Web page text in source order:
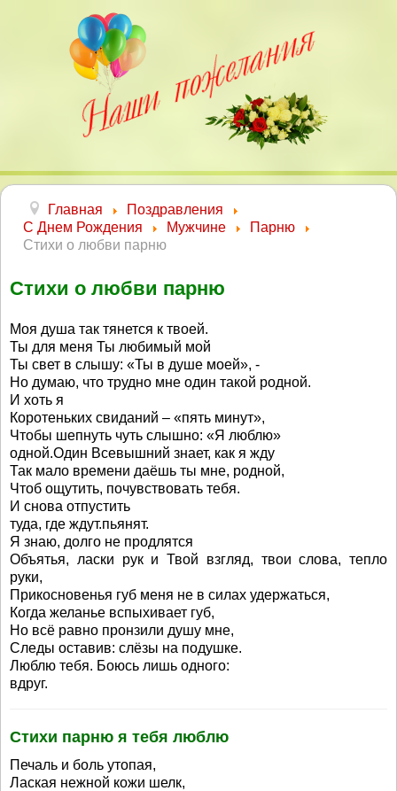
Главная
Поздравления
С Днем Рождения
Мужчине
Парню
Стихи о любви парню
Стихи о любви парню
Моя душа так тянется к твоей.
Ты для меня Ты любимый мой
Ты свет в слышу: «Ты в душе моей», -
Но думаю, что трудно мне один такой родной.
И хоть я
Коротеньких свиданий – «пять минут»,
Чтобы шепнуть чуть слышно: «Я люблю»
одной.Один Всевышний знает, как я жду
Так мало времени даёшь ты мне, родной,
Чтоб ощутить, почувствовать тебя.
И снова отпустить
туда, где ждут.пьянят.
Я знаю, долго не продлятся
Объятья, ласки рук и Твой взгляд, твои слова, тепло
руки,
Прикосновенья губ меня не в силах удержаться,
Когда желанье вспыхивает губ,
Но всё равно пронзили душу мне,
Следы оставив: слёзы на подушке.
Люблю тебя. Боюсь лишь одного:
вдруг.
Стихи парню я тебя люблю
Печаль и боль утопая,
Лаская нежной кожи шелк,